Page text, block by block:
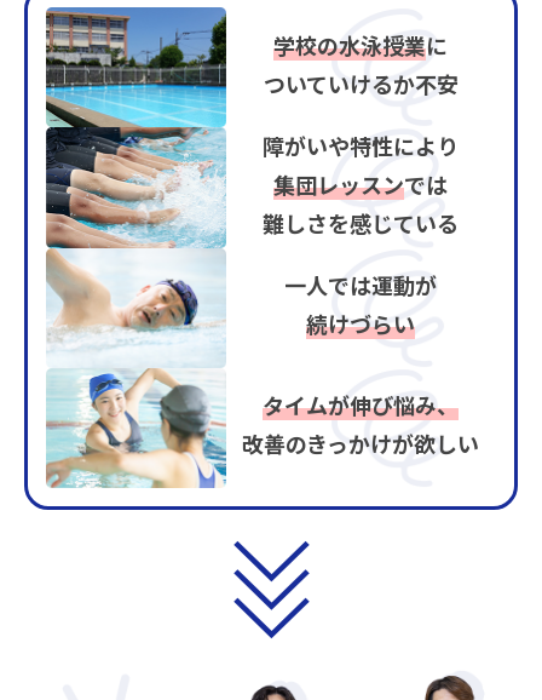
学校の水泳授業に
ついていけるか不安
障がいや特性により
集団レッスンでは
難しさを感じている
一人では運動が
続けづらい
タイムが伸び悩み、
改善のきっかけが欲しい